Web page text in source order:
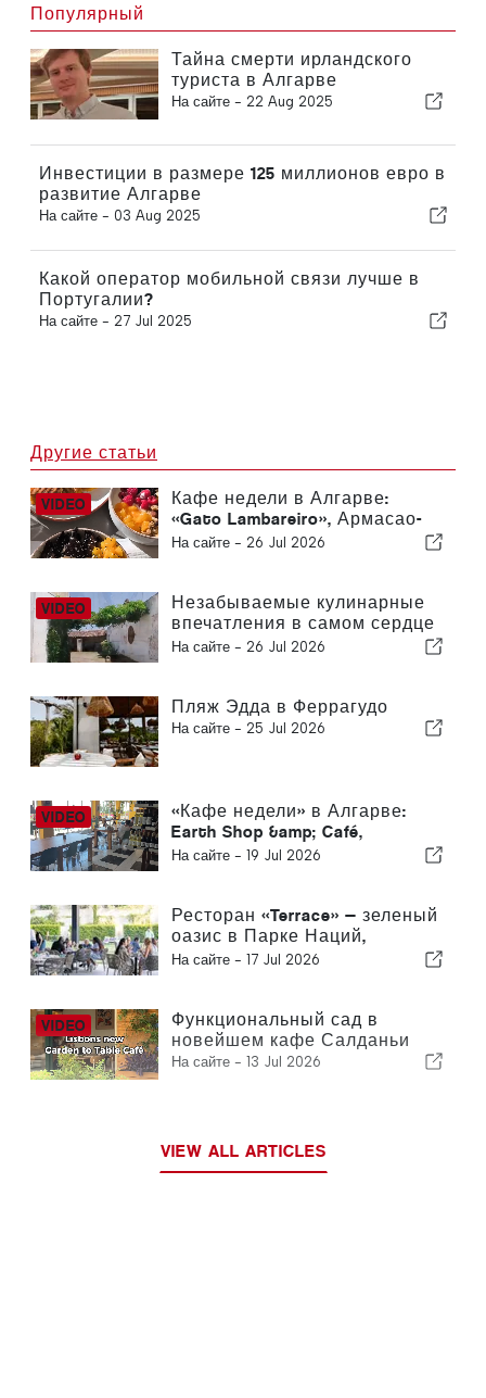
Популярный
Тайна смерти ирландского
туриста в Алгарве
На сайте - 22 Aug 2025
Инвестиции в размере 125 миллионов евро в
развитие Алгарве
На сайте - 03 Aug 2025
Какой оператор мобильной связи лучше в
Португалии?
На сайте - 27 Jul 2025
Другие статьи
Кафе недели в Алгарве:
«Gato Lambareiro», Армасао-
де-Пера
На сайте - 26 Jul 2026
Незабываемые кулинарные
впечатления в самом сердце
Алентежу
На сайте - 26 Jul 2026
Пляж Эдда в Феррагудо
На сайте - 25 Jul 2026
«Кафе недели» в Алгарве:
Earth Shop &amp; Café,
Карвоэйру
На сайте - 19 Jul 2026
Ресторан «Terrace» — зеленый
оазис в Парке Наций,
Лиссабон
На сайте - 17 Jul 2026
Функциональный сад в
новейшем кафе Салданьи
На сайте - 13 Jul 2026
VIEW ALL ARTICLES